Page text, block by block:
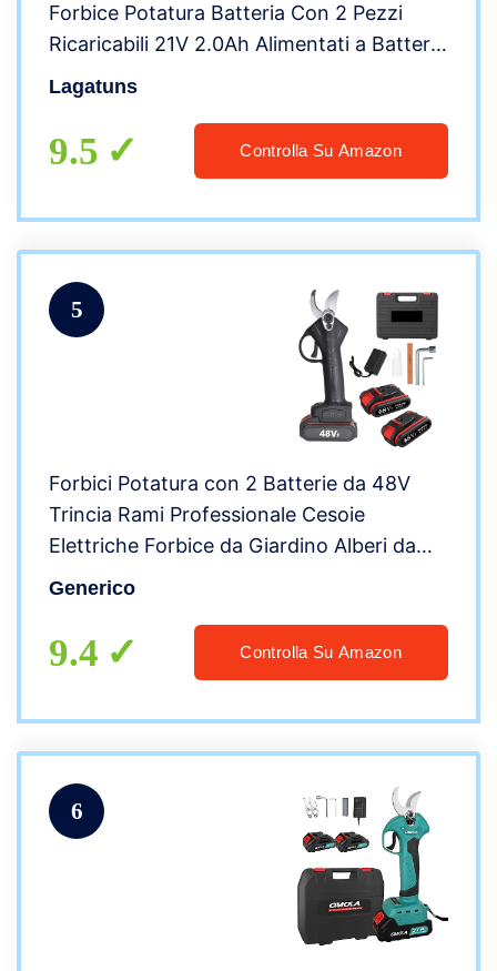
Forbice Potatura Batteria Con 2 Pezzi
Ricaricabili 21V 2.0Ah Alimentati a Batteria
al litio e 2 Lame, Diametro di taglio da 30
Lagatuns
9.5 Controlla Su Amazon
5
Forbici Potatura con 2 Batterie da 48V
Trincia Rami Professionale Cesoie
Elettriche Forbice da Giardino Alberi da
Frutta Cordless Senza Fili Arbusti, verde
Generico
9.4 Controlla Su Amazon
6